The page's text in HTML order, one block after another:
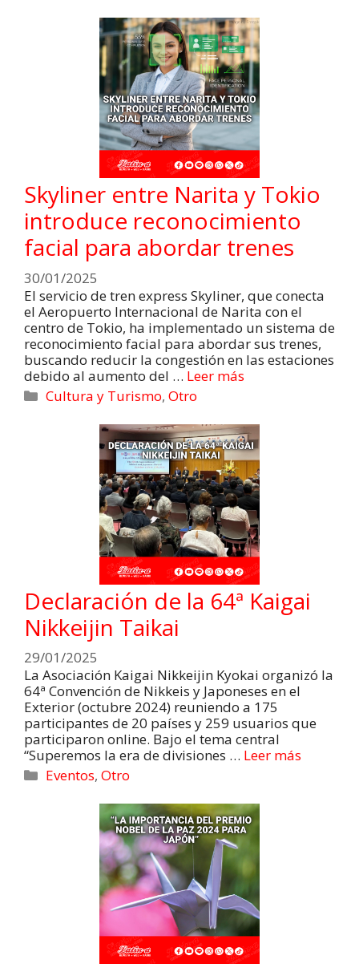
Skyliner entre Narita y Tokio
introduce reconocimiento
facial para abordar trenes
30/01/2025
El servicio de tren express Skyliner, que conecta
el Aeropuerto Internacional de Narita con el
centro de Tokio, ha implementado un sistema de
reconocimiento facial para abordar sus trenes,
buscando reducir la congestión en las estaciones
debido al aumento del … Leer más
Cultura y Turismo,Otro
Declaración de la 64ª Kaigai
Nikkeijin Taikai
29/01/2025
La Asociación Kaigai Nikkeijin Kyokai organizó la
64ª Convención de Nikkeis y Japoneses en el
Exterior (octubre 2024) reuniendo a 175
participantes de 20 países y 259 usuarios que
participaron online. Bajo el tema central
“Superemos la era de divisiones … Leer más
Eventos,Otro